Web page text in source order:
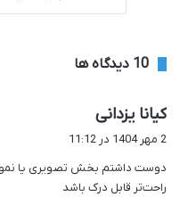
‫10 دیدگاه ها
کیانا یزدانی
ف
:
2 مهر 1404 در 11:12
دوست داشتم بخش تصویری یا
راحت‌تر قابل درک باشد